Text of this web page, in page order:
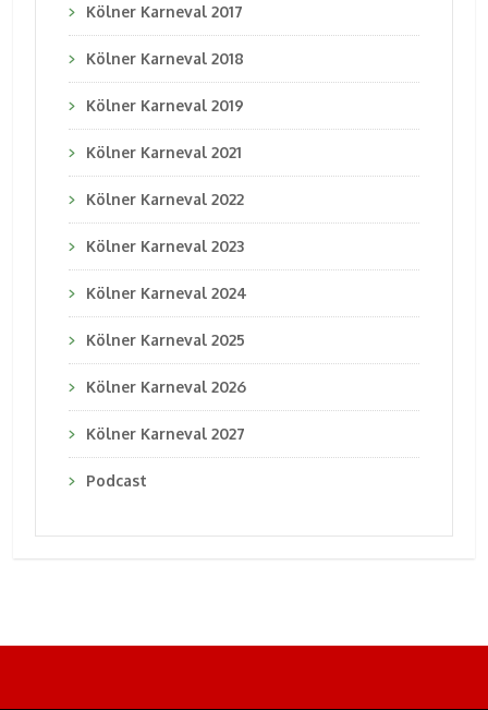
Kölner Karneval 2017
Kölner Karneval 2018
Kölner Karneval 2019
Kölner Karneval 2021
Kölner Karneval 2022
Kölner Karneval 2023
Kölner Karneval 2024
Kölner Karneval 2025
Kölner Karneval 2026
Kölner Karneval 2027
Podcast